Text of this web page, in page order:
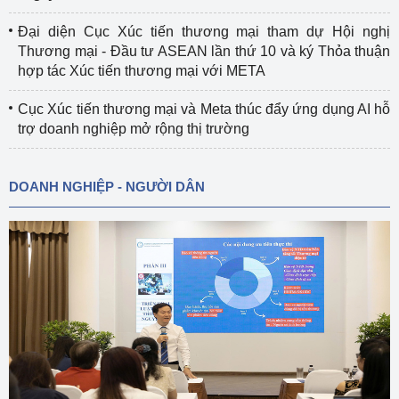
Đại diện Cục Xúc tiến thương mại tham dự Hội nghị
Thương mại - Đầu tư ASEAN lần thứ 10 và ký Thỏa thuận
hợp tác Xúc tiến thương mại với META
Cục Xúc tiến thương mại và Meta thúc đẩy ứng dụng AI hỗ
trợ doanh nghiệp mở rộng thị trường
DOANH NGHIỆP - NGƯỜI DÂN